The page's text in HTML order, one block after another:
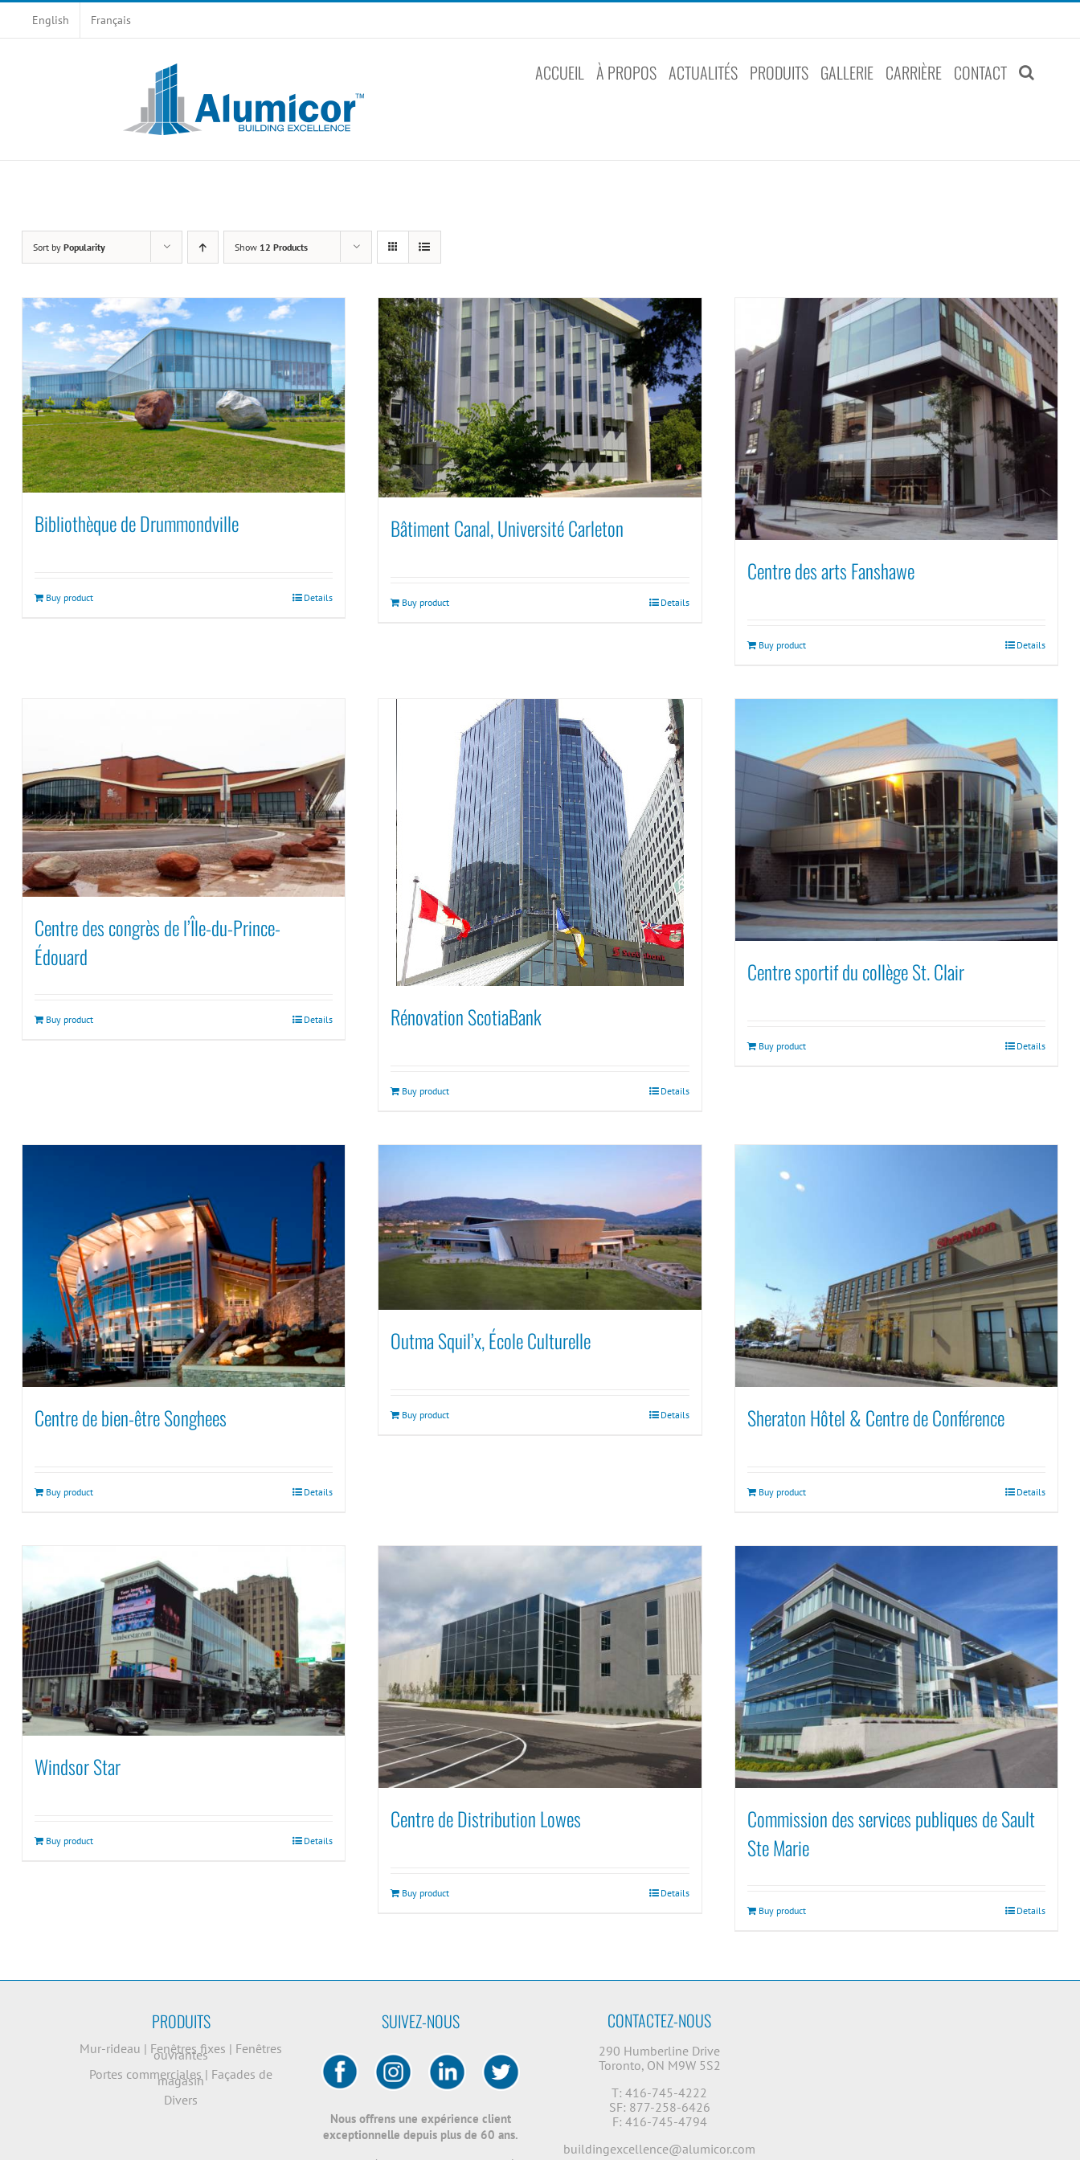
English Français
ACCUEIL À PROPOS ACTUALITÉS PRODUITS GALLERIE CARRIÈRE CONTACT
Sort by Popularity Show 12 Products
Bibliothèque de Drummondville
Buy product Details
Bâtiment Canal, Université Carleton
Buy product Details
Centre des arts Fanshawe
Buy product Details
Centre des congrès de l’Île-du-Prince-
Édouard
Buy product Details Rénovation ScotiaBank
Buy product Details
Centre sportif du collège St. Clair
Buy product Details
Centre de bien-être Songhees
Buy product Details
Outma Squil’x, École Culturelle
Buy product Details Sheraton Hôtel & Centre de Conférence
Buy product Details
Windsor Star
Buy product Details
Centre de Distribution Lowes
Buy product Details
Commission des services publiques de Sault
Ste Marie
Buy product Details
PRODUITS
Mur-rideau | Fenêtres fixes | Fenêtres
ouvrantes
Portes commerciales | Façades de
magasin
Divers
SUIVEZ-NOUS
Nous offrens une expérience client
exceptionnelle depuis plus de 60 ans.
CONTACTEZ-NOUS
290 Humberline Drive
Toronto, ON M9W 5S2
T: 416-745-4222
SF: 877-258-6426
F: 416-745-4794
buildingexcellence@alumicor.com